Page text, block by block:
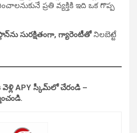
ప్రతి వ్యక్తికి ఇది ఒక గొప్ప
సురక్షితంగా, గ్యారెంటీతోనిలబెట్టే
వెళ్లి APY స్కీమ్‌లో చేరండి –